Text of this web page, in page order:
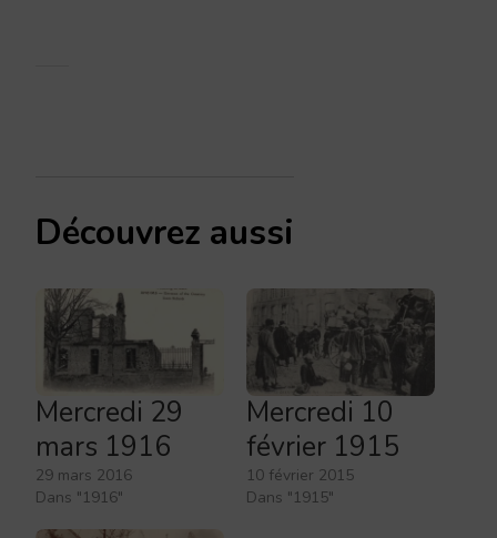
Découvrez aussi
Mercredi 29
mars 1916
29 mars 2016
Dans "1916"
Mercredi 10
février 1915
10 février 2015
Dans "1915"